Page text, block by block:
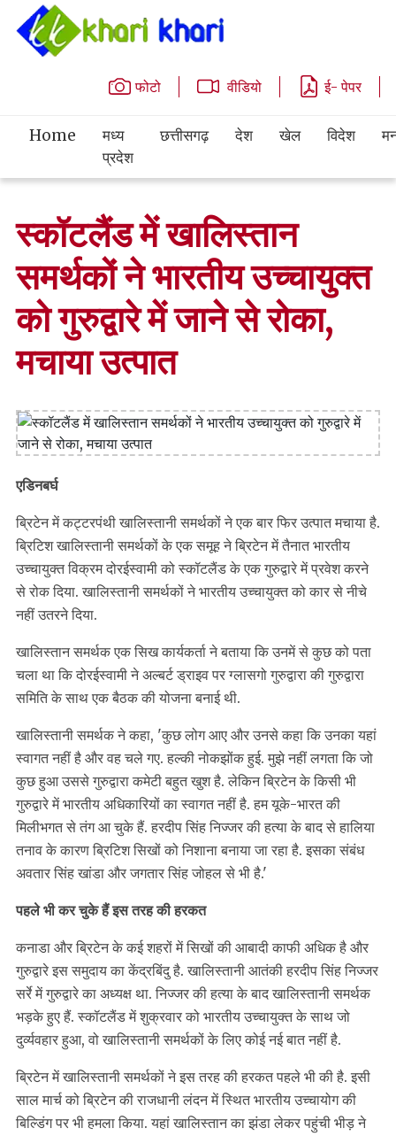
फोटो वीडियो ई- पेपर
Home
मध्य
प्रदेश
छत्तीसगढ़ देश खेल विदेश
स्कॉटलैंड में खालिस्तान
समर्थकों ने भारतीय उच्चायुक्त
को गुरुद्वारे में जाने से रोका,
मचाया उत्पात
एडिनबर्घ
ब्रिटेन में कट्टरपंथी खालिस्तानी समर्थकों ने एक बार फिर उत्पात मचाया है.
ब्रिटिश खालिस्तानी समर्थकों के एक समूह ने ब्रिटेन में तैनात भारतीय
उच्चायुक्त विक्रम दोरईस्वामी को स्कॉटलैंड के एक गुरुद्वारे में प्रवेश करने
से रोक दिया. खालिस्तानी समर्थकों ने भारतीय उच्चायुक्त को कार से नीचे
नहीं उतरने दिया.
खालिस्तान समर्थक एक सिख कार्यकर्ता ने बताया कि उनमें से कुछ को पता
चला था कि दोरईस्वामी ने अल्बर्ट ड्राइव पर ग्लासगो गुरुद्वारा की गुरुद्वारा
समिति के साथ एक बैठक की योजना बनाई थी.
खालिस्तानी समर्थक ने कहा, 'कुछ लोग आए और उनसे कहा कि उनका यहां
स्वागत नहीं है और वह चले गए. हल्की नोकझोंक हुई. मुझे नहीं लगता कि जो
कुछ हुआ उससे गुरुद्वारा कमेटी बहुत खुश है. लेकिन ब्रिटेन के किसी भी
गुरुद्वारे में भारतीय अधिकारियों का स्वागत नहीं है. हम यूके-भारत की
मिलीभगत से तंग आ चुके हैं. हरदीप सिंह निज्जर की हत्या के बाद से हालिया
तनाव के कारण ब्रिटिश सिखों को निशाना बनाया जा रहा है. इसका संबंध
अवतार सिंह खांडा और जगतार सिंह जोहल से भी है.'
पहले भी कर चुके हैं इस तरह की हरकत
कनाडा और ब्रिटेन के कई शहरों में सिखों की आबादी काफी अधिक है और
गुरुद्वारे इस समुदाय का केंद्रबिंदु है. खालिस्तानी आतंकी हरदीप सिंह निज्जर
सर्रे में गुरुद्वारे का अध्यक्ष था. निज्जर की हत्या के बाद खालिस्तानी समर्थक
भड़के हुए हैं. स्कॉटलैंड में शुक्रवार को भारतीय उच्चायुक्त के साथ जो
दुर्व्यवहार हुआ, वो खालिस्तानी समर्थकों के लिए कोई नई बात नहीं है.
ब्रिटेन में खालिस्तानी समर्थकों ने इस तरह की हरकत पहले भी की है. इसी
साल मार्च को ब्रिटेन की राजधानी लंदन में स्थित भारतीय उच्चायोग की
बिल्डिंग पर भी हमला किया. यहां खालिस्तान का झंडा लेकर पहुंची भीड़ ने